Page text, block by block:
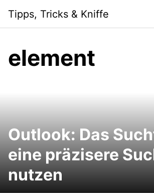
i
Tipps, Tricks & Kniffe
element
Outlook: Das
eine präzisere
nutzen